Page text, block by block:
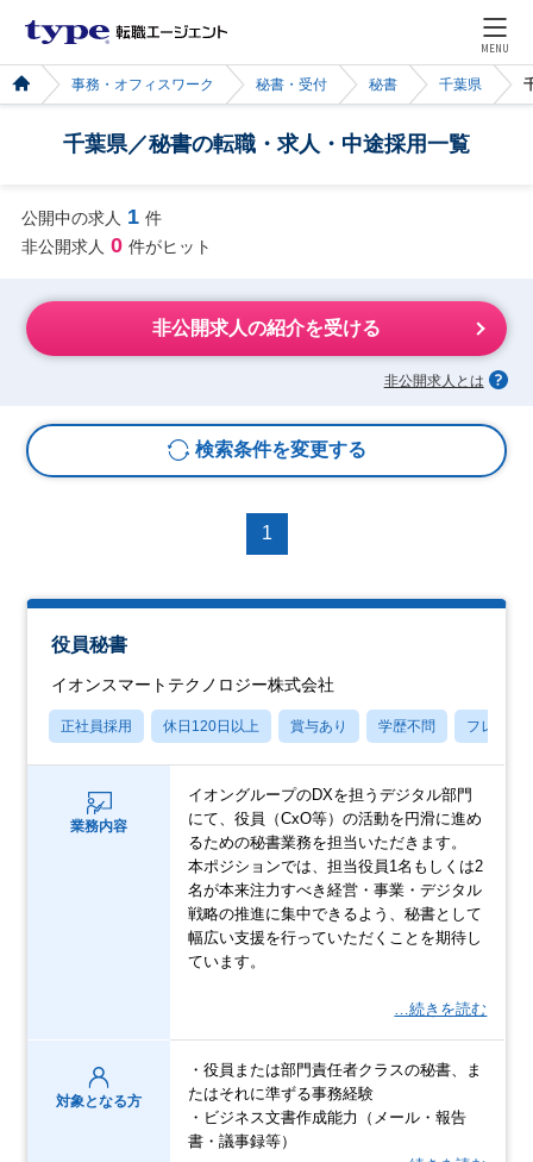
MENU
事務・オフィスワーク 秘書・受付 秘書 千葉県
千葉県／秘書の転職・求人・中途採用一覧
公開中の求人 1 件
非公開求人 0 件がヒット
非公開求人の紹介を受ける
非公開求人とは
検索条件を変更する
1
役員秘書
イオンスマートテクノロジー株式会社
正社員採用 休日120日以上 賞与あり 学歴不問 フレック
業務内容
イオングループのDXを担うデジタル部門
にて、役員（CxO等）の活動を円滑に進め
るための秘書業務を担当いただきます。
本ポジションでは、担当役員1名もしくは2
名が本来注力すべき経営・事業・デジタル
戦略の推進に集中できるよう、秘書として
幅広い支援を行っていただくことを期待し
ています。
…続きを読む
対象となる方
・役員または部門責任者クラスの秘書、ま
たはそれに準ずる事務経験
・ビジネス文書作成能力（メール・報告
書・議事録等）